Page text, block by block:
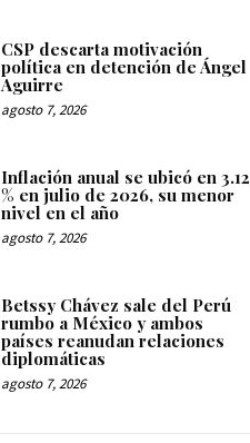
CSP descarta motivación
política en detención de Ángel
Aguirre
agosto 7, 2026
Inflación anual se ubicó en 3.12
% en julio de 2026, su menor
nivel en el año
agosto 7, 2026
Betssy Chávez sale del Perú
rumbo a México y ambos
países reanudan relaciones
diplomáticas
agosto 7, 2026